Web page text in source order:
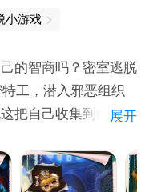
赞赏有加！画风独
素，眼前一亮，绝无
，玩家投入真情实
感，发人生省，不忘初心，方得始终。
小游戏
的智商吗？密室逃脱
工，潜入邪恶组织
把自己收集到的信息
离密室。游戏看似简
的脑筋，把全部谜题
展开